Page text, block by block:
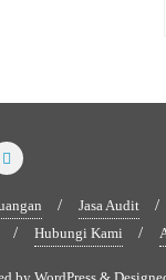
Jasa Audit
Hubungi Kami